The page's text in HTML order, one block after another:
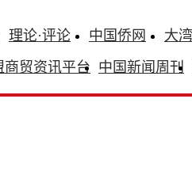
理论·评论 中国侨网 大
贸资讯平台 中国新闻周刊